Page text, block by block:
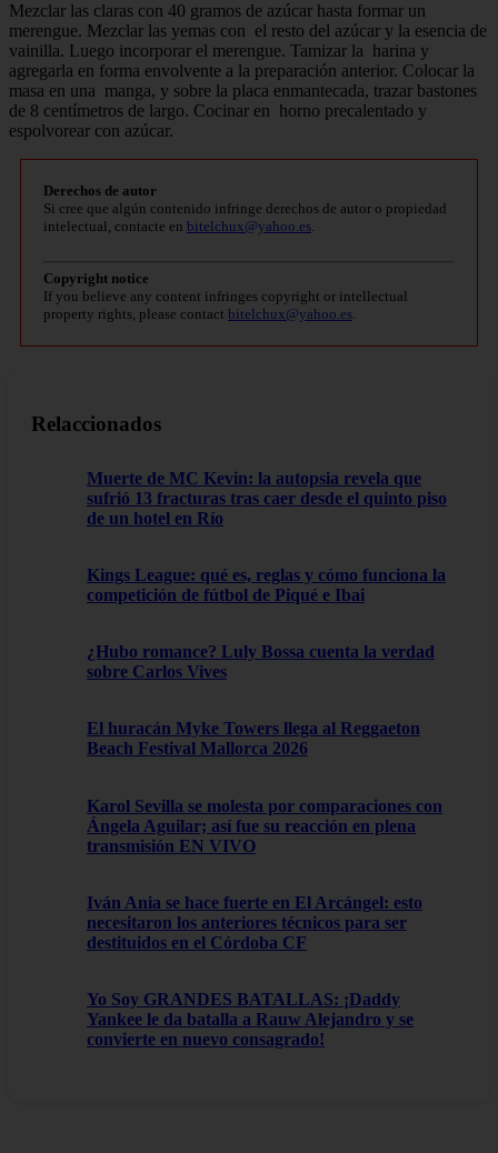
Mezclar las claras con 40 gramos de azúcar hasta formar un
merengue. Mezclar las yemas con el resto del azúcar y la esencia de
vainilla. Luego incorporar el merengue. Tamizar la harina y
agregarla en forma envolvente a la preparación anterior. Colocar la
masa en una manga, y sobre la placa enmantecada, trazar bastones
de 8 centímetros de largo. Cocinar en horno precalentado y
espolvorear con azúcar.
Derechos de autor
Si cree que algún contenido infringe derechos de autor o propiedad
intelectual, contacte en bitelchux@yahoo.es.
Copyright notice
If you believe any content infringes copyright or intellectual
property rights, please contact bitelchux@yahoo.es.
Relaccionados
Muerte de MC Kevin: la autopsia revela que
sufrió 13 fracturas tras caer desde el quinto piso
de un hotel en Río
Kings League: qué es, reglas y cómo funciona la
competición de fútbol de Piqué e Ibai
¿Hubo romance? Luly Bossa cuenta la verdad
sobre Carlos Vives
El huracán Myke Towers llega al Reggaeton
Beach Festival Mallorca 2026
Karol Sevilla se molesta por comparaciones con
Ángela Aguilar; así fue su reacción en plena
transmisión EN VIVO
Iván Ania se hace fuerte en El Arcángel: esto
necesitaron los anteriores técnicos para ser
destituidos en el Córdoba CF
Yo Soy GRANDES BATALLAS: ¡Daddy
Yankee le da batalla a Rauw Alejandro y se
convierte en nuevo consagrado!